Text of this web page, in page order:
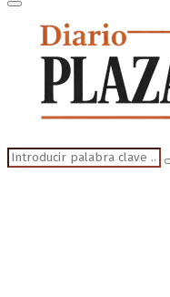
Primary
Menu
Search
for: